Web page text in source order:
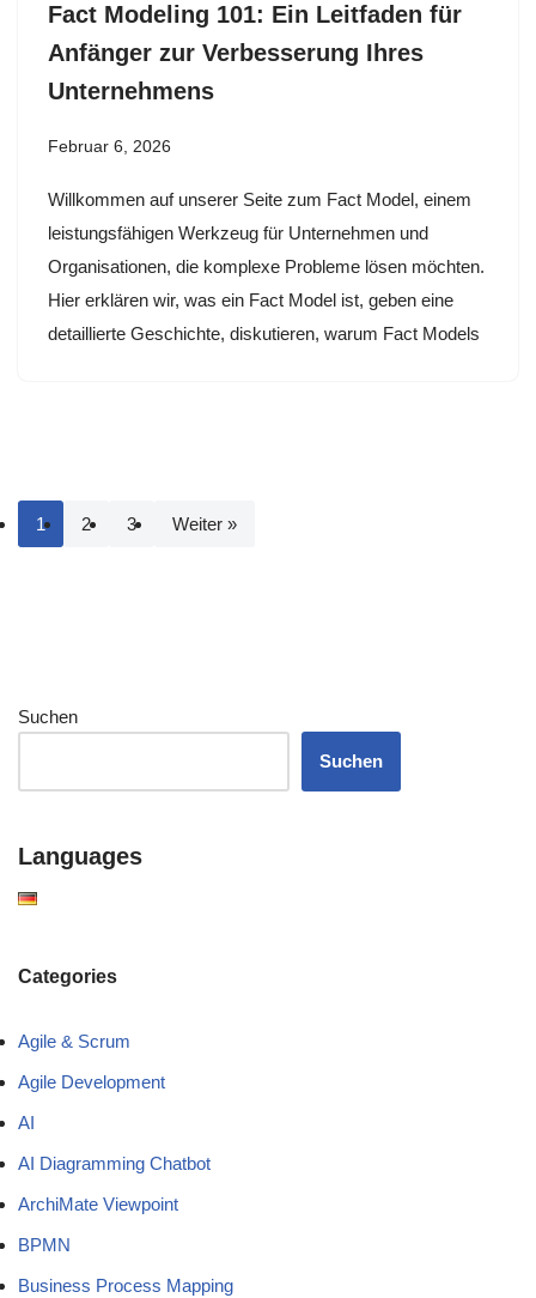
Fact Modeling 101: Ein Leitfaden für
Anfänger zur Verbesserung Ihres
Unternehmens
Februar 6, 2026
Willkommen auf unserer Seite zum Fact Model, einem
leistungsfähigen Werkzeug für Unternehmen und
Organisationen, die komplexe Probleme lösen möchten.
Hier erklären wir, was ein Fact Model ist, geben eine
detaillierte Geschichte, diskutieren, warum Fact Models
1 2 3 Weiter »
Suchen
Suchen
Languages
Categories
Agile & Scrum
Agile Development
AI
AI Diagramming Chatbot
ArchiMate Viewpoint
BPMN
Business Process Mapping